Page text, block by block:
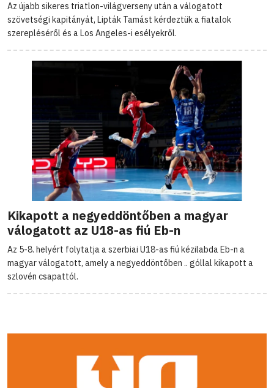
Az újabb sikeres triatlon-világverseny után a válogatott
szövetségi kapitányát, Lipták Tamást kérdeztük a fiatalok
szerepléséről és a Los Angeles-i esélyekről.
Kikapott a negyeddöntőben a magyar
válogatott az U18-as fiú Eb-n
Az 5-8. helyért folytatja a szerbiai U18-as fiú kézilabda Eb-n a
magyar válogatott, amely a negyeddöntőben .. góllal kikapott a
szlovén csapattól.